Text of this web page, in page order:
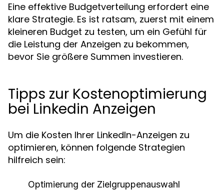
Eine effektive Budgetverteilung erfordert eine
klare Strategie. Es ist ratsam, zuerst mit einem
kleineren Budget zu testen, um ein Gefühl für
die Leistung der Anzeigen zu bekommen,
bevor Sie größere Summen investieren.
Tipps zur Kostenoptimierung
bei Linkedin Anzeigen
Um die Kosten Ihrer LinkedIn-Anzeigen zu
optimieren, können folgende Strategien
hilfreich sein:
Optimierung der Zielgruppenauswahl